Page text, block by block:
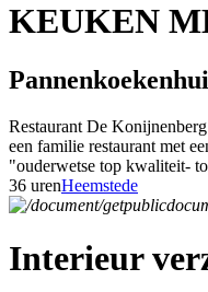
KEUKEN
Restaurant De
een familie restaurant met
"ouderwetse top kwaliteit-
36 urenHeemstede
Interieur